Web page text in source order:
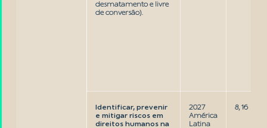
desmatamento e livre
de conversão).
Identificar, prevenir
e mitigar riscos em
direitos humanos na
2027
América
Latina
8, 16